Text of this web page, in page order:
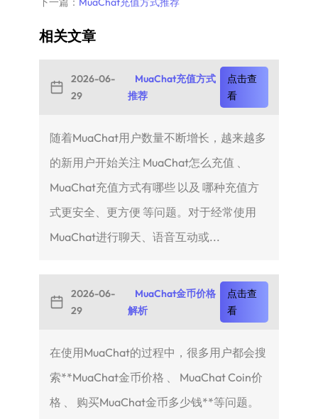
相关文章
2026-06-
29
MuaChat充值方式
推荐
点击查
看
随着MuaChat用户数量不断增长，越来越多
的新用户开始关注 MuaChat怎么充值 、
MuaChat充值方式有哪些 以及 哪种充值方
式更安全、更方便 等问题。对于经常使用
MuaChat进行聊天、语音互动或...
2026-06-
29
MuaChat金币价格
解析
点击查
看
在使用MuaChat的过程中，很多用户都会搜
索**MuaChat金币价格 、 MuaChat Coin价
格 、 购买MuaChat金币多少钱**等问题。